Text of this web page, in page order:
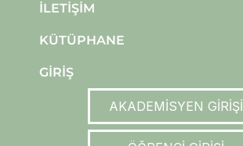
İLETIŞIM
KÜTÜPHANE
GIRIŞ
AKADEMİSYEN GİRİŞİ